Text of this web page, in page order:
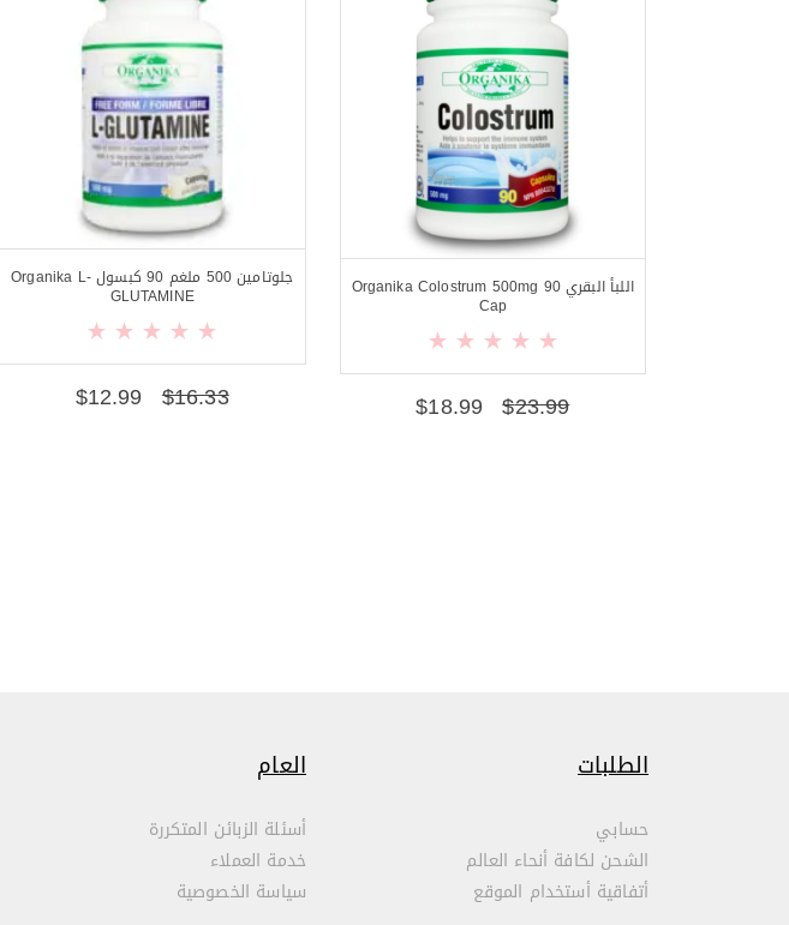
اللبأ البقري Organika Colostrum 500mg 90
Cap
$23.99
$18.99
جلوتامين 500 ملغم 90 كبسول Organika L-
GLUTAMINE
$16.33
$12.99
الطلبات
حسابي
الشحن لكافة أنحاء العالم
أتفاقية أستخدام الموقع
العام
أسئلة الزبائن المتكررة
خدمة العملاء
سياسة الخصوصية